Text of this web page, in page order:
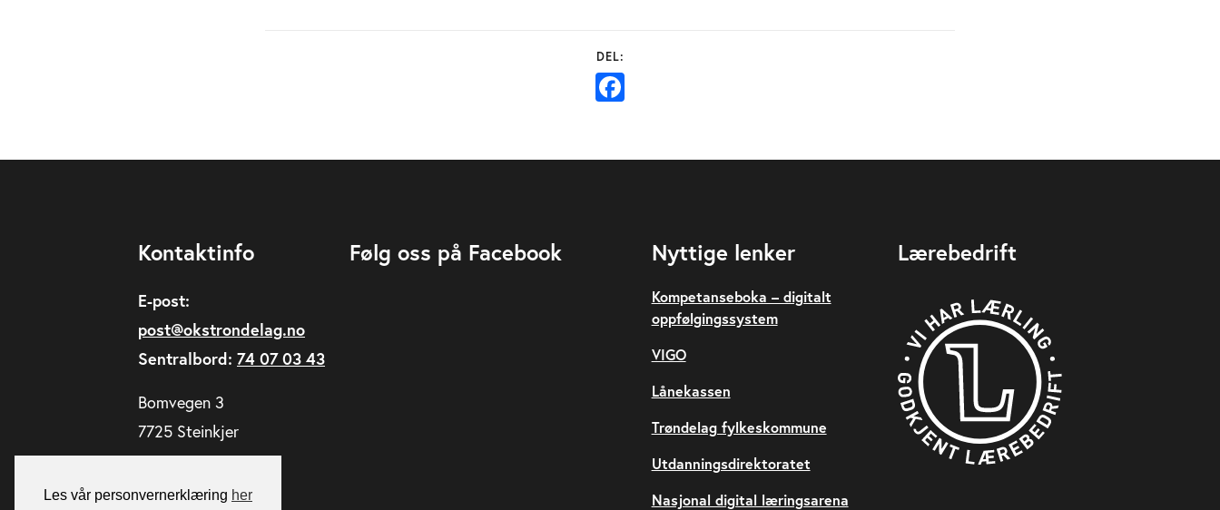
Les vår personvernerklæring her
Kontaktinfo
E-post:
post@okstrondelag.no
Sentralbord: 74 07 03 43
Bomvegen 3
7725 Steinkjer
Følg oss på Facebook Nyttige lenker
Kompetanseboka – digitalt
oppfølgingssystem
VIGO
Lånekassen
Trøndelag fylkeskommune
Utdanningsdirektoratet
Nasjonal digital læringsarena
Lærebedrift